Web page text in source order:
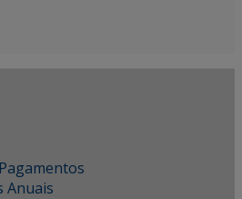
Anuais